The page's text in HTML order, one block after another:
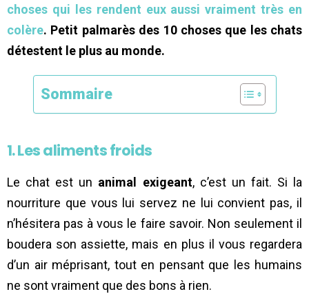
choses qui les rendent eux aussi vraiment très en
colère. Petit palmarès des 10 choses que les chats
détestent le plus au monde.
Sommaire
1. Les aliments froids
Le chat est un animal exigeant, c’est un fait. Si la
nourriture que vous lui servez ne lui convient pas, il
n’hésitera pas à vous le faire savoir. Non seulement il
boudera son assiette, mais en plus il vous regardera
d’un air méprisant, tout en pensant que les humains
ne sont vraiment que des bons à rien.